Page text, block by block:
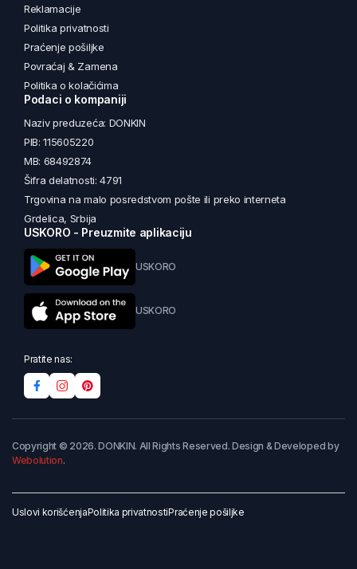
Reklamacije
Politika privatnosti
Praćenje pošiljke
Povraćaj & Zamena
Politika o kolačićima
Podaci o kompaniji
Naziv preduzeća: DONKIN
PIB: 115605220
MB: 68492874
Šifra delatnosti: 4791
Trgovina na malo posredstvom pošte ili preko interneta
Grdelica, Srbija
USKORO - Preuzmite aplikaciju
USKORO
USKORO
Pratite nas:
Copyright © 2026. DONKIN. All Rights Reserved. Design & Developed by
Webolution.
Uslovi korišćenjaPolitika privatnostiPraćenje pošiljke